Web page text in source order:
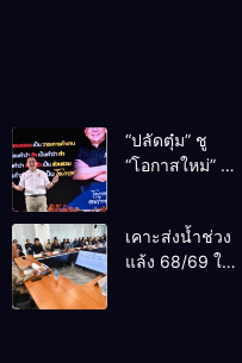
“ปลัดตุ๋ม” ชู
“โอกาสใหม่” นำ
ไม่ใช่เล่น
การเมือง
เคาะส่งน้ำช่วง
แล้ง 68/69 ใช้